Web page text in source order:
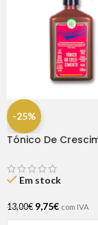
-25%
Tónico De
Em stock
13,00€ 9,75€ com IVA